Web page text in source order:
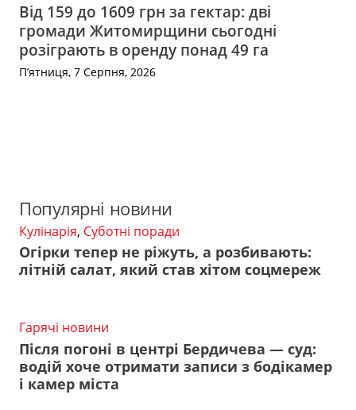
Від 159 до 1609 грн за гектар: дві
громади Житомирщини сьогодні
розіграють в оренду понад 49 га
П’ятниця, 7 Серпня, 2026
Популярні новини
Кулінарія, Суботні поради
Огірки тепер не ріжуть, а розбивають:
літній салат, який став хітом соцмереж
Гарячі новини
Після погоні в центрі Бердичева — суд:
водій хоче отримати записи з бодікамер
і камер міста